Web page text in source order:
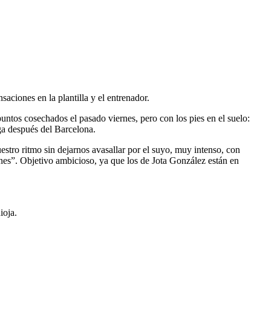
en la plantilla y el entrenador.
cosechados el pasado viernes, pero con los pies en el suelo:
después del Barcelona.
ritmo sin dejarnos avasallar por el suyo, muy intenso, con
Objetivo ambicioso, ya que los de Jota González están en